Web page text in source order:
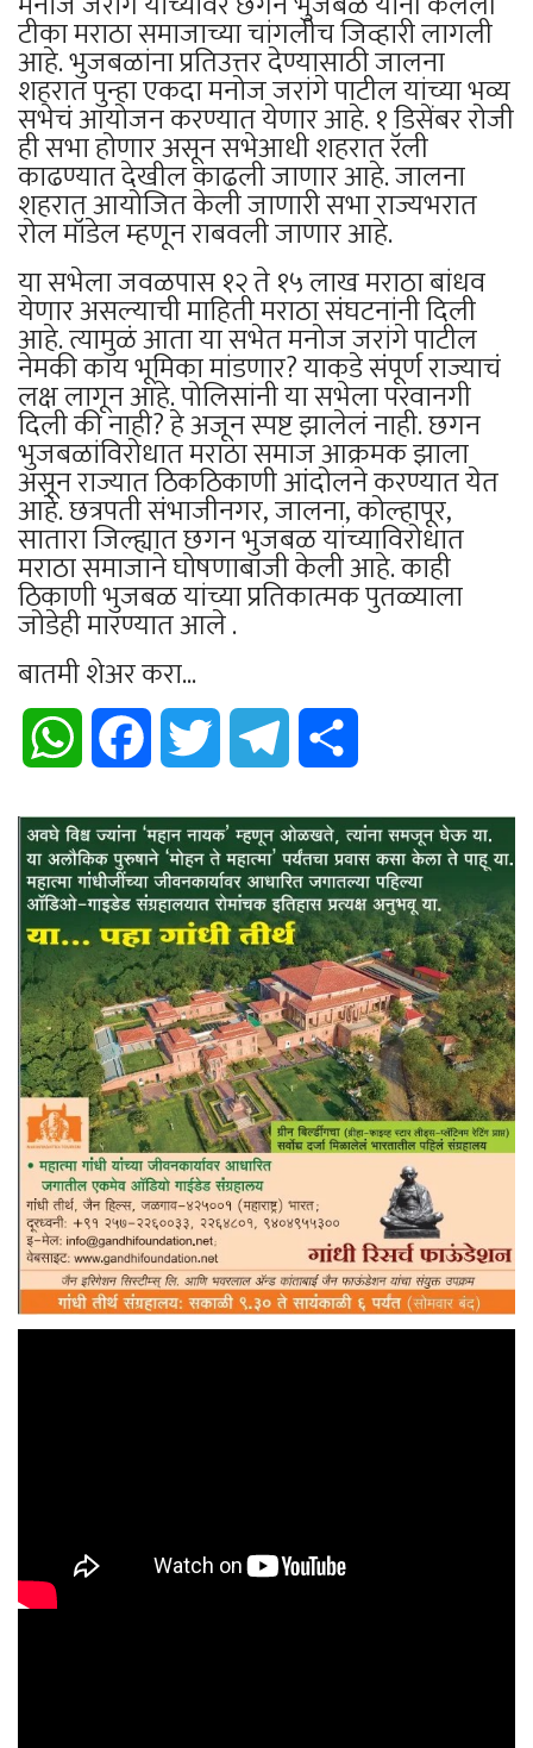
टीका मराठा समाजाच्या चांगलीच जिव्हारी लागली
आहे. भुजबळांना प्रतिउत्तर देण्यासाठी जालना
शहरात पुन्हा एकदा मनोज जरांगे पाटील यांच्या भव्य
सभेचं आयोजन करण्यात येणार आहे. १ डिसेंबर रोजी
ही सभा होणार असून सभेआधी शहरात रॅली
काढण्यात देखील काढली जाणार आहे. जालना
शहरात आयोजित केली जाणारी सभा राज्यभरात
रोल मॉडेल म्हणून राबवली जाणार आहे.
या सभेला जवळपास १२ ते १५ लाख मराठा बांधव
येणार असल्याची माहिती मराठा संघटनांनी दिली
आहे. त्यामुळं आता या सभेत मनोज जरांगे पाटील
नेमकी काय भूमिका मांडणार? याकडे संपूर्ण राज्याचं
लक्ष लागून आहे. पोलिसांनी या सभेला परवानगी
दिली की नाही? हे अजून स्पष्ट झालेलं नाही. छगन
भुजबळांविरोधात मराठा समाज आक्रमक झाला
असून राज्यात ठिकठिकाणी आंदोलने करण्यात येत
आहे. छत्रपती संभाजीनगर, जालना, कोल्हापूर,
सातारा जिल्ह्यात छगन भुजबळ यांच्याविरोधात
मराठा समाजाने घोषणाबाजी केली आहे. काही
ठिकाणी भुजबळ यांच्या प्रतिकात्मक पुतळ्याला
जोडेही मारण्यात आले .
बातमी शेअर करा...
WhatsApp Facebook Twitter Telegram